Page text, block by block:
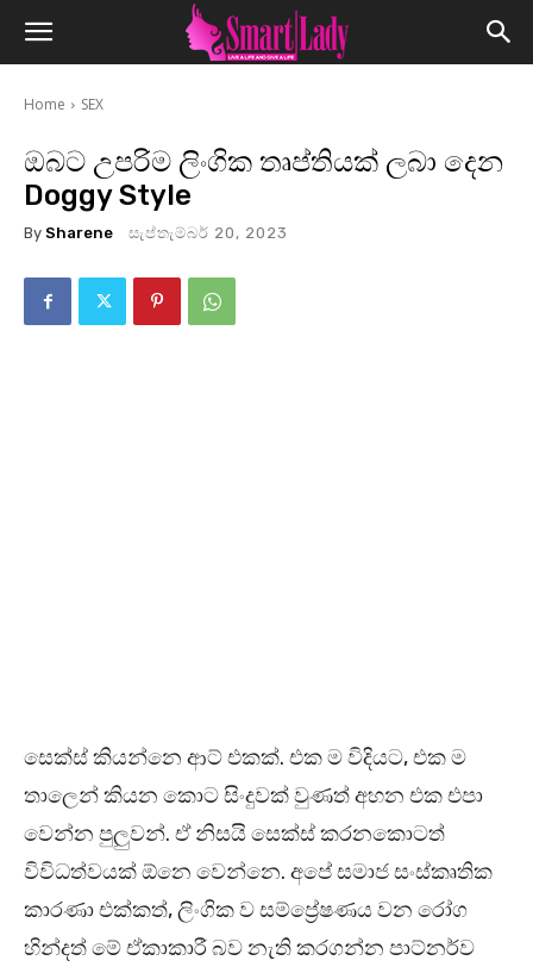
Home SEX
ඔබට උපරිම ලිංගික තෘප්තියක් ලබා දෙන
Doggy Style
By Sharene සැප්තැම්බර් 20, 2023
සෙක්ස් කියන්නෙ ආට් එකක්. එක ම විදියට, එක ම
තාලෙන් කියන කොට සිංදුවක් වුණත් අහන එක එපා
වෙන්න පුලුවන්. ඒ නිසයි සෙක්ස් කරනකොටත්
විවිධත්වයක් ඕනෙ වෙන්නෙ. අපේ සමාජ සංස්කෘතික
කාරණා එක්කත්, ලිංගික ව සම්ප්‍රේෂණය වන රෝග
හින්දත් මේ ඒකාකාරී බව නැති කරගන්න පාට්නර්ව